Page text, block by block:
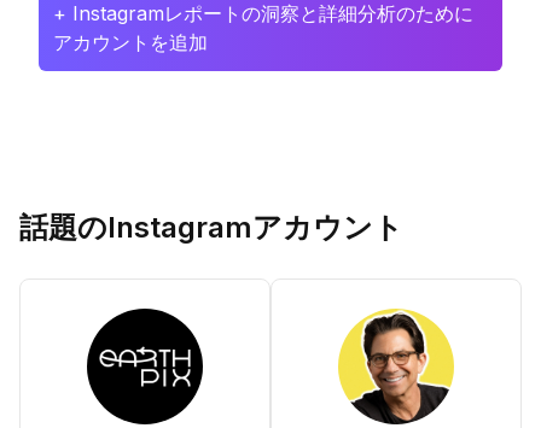
+ Instagramレポートの洞察と詳細分析のために
アカウントを追加
話題のInstagramアカウント